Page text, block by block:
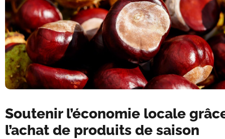
Soutenir l’économie locale
l’achat de produits de saison